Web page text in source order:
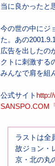
当に良かったと
今の世の中にジ
た。あの
広告を出したの
クトに刺激する
みんなで肩を組
公式サイト
SANSPO.COM
ラストは全
故ジョン・
京・北の丸